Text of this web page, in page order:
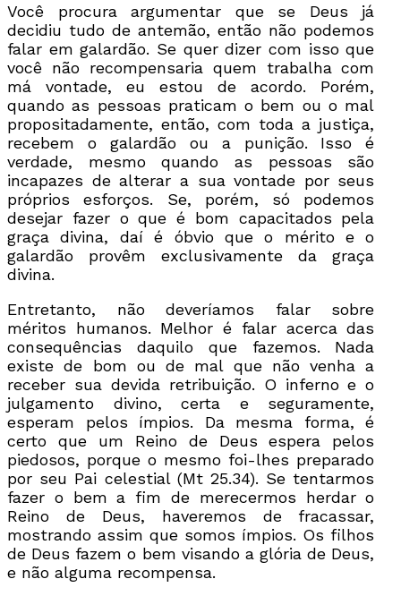
Você procura argumentar que se Deus já
decidiu tudo de antemão, então não podemos
falar em galardão. Se quer dizer com isso que
você não recompensaria quem trabalha com
má vontade, eu estou de acordo. Porém,
quando as pessoas praticam o bem ou o mal
propositadamente, então, com toda a justiça,
recebem o galardão ou a punição. Isso é
verdade, mesmo quando as pessoas são
incapazes de alterar a sua vontade por seus
próprios esforços. Se, porém, só podemos
desejar fazer o que é bom capacitados pela
graça divina, daí é óbvio que o mérito e o
galardão provêm exclusivamente da graça
divina.
Entretanto, não deveríamos falar sobre
méritos humanos. Melhor é falar acerca das
consequências daquilo que fazemos. Nada
existe de bom ou de mal que não venha a
receber sua devida retribuição. O inferno e o
julgamento divino, certa e seguramente,
esperam pelos ímpios. Da mesma forma, é
certo que um Reino de Deus espera pelos
piedosos, porque o mesmo foi-lhes preparado
por seu Pai celestial (Mt 25.34). Se tentarmos
fazer o bem a fim de merecermos herdar o
Reino de Deus, haveremos de fracassar,
mostrando assim que somos ímpios. Os filhos
de Deus fazem o bem visando a glória de Deus,
e não alguma recompensa.